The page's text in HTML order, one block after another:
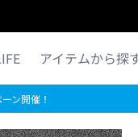
アイテムから探
ン開催！